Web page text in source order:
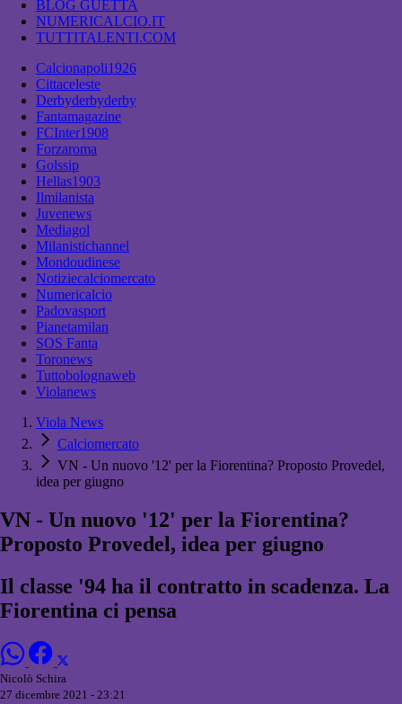
BLOG GUETTA
NUMERICALCIO.IT
TUTTITALENTI.COM
Calcionapoli1926
Cittaceleste
Derbyderbyderby
Fantamagazine
FCInter1908
Forzaroma
Golssip
Hellas1903
Ilmilanista
Juvenews
Mediagol
Milanistichannel
Mondoudinese
Notiziecalciomercato
Numericalcio
Padovasport
Pianetamilan
SOS Fanta
Toronews
Tuttobolognaweb
Violanews
Viola News
Calciomercato
VN - Un nuovo '12' per la Fiorentina? Proposto Provedel,
idea per giugno
VN - Un nuovo '12' per la Fiorentina?
Proposto Provedel, idea per giugno
Il classe '94 ha il contratto in scadenza. La
Fiorentina ci pensa
Nicolò Schira
27 dicembre 2021 - 23:21